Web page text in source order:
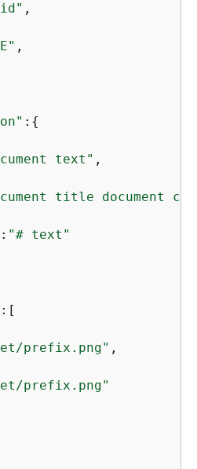
,
,
: {
text" ,
title document
: "# text"
:[
prefix.png" ,
prefix.png"